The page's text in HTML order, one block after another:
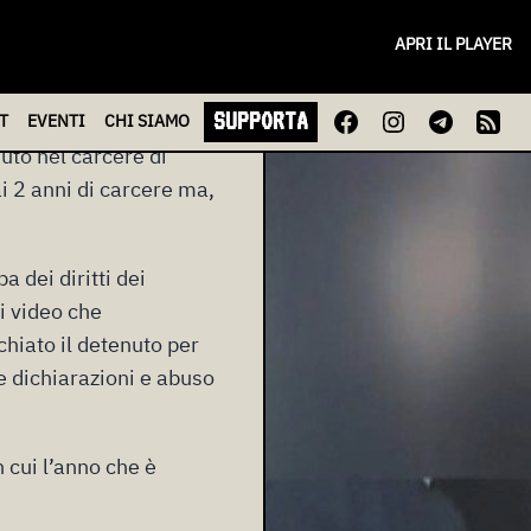
APRI IL PLAYER
EVENTI CHISIAMO SUPPORTA
confronti di dieci
nel carcere di
2 anni di carcere ma,
dei diritti dei
video che
il detenuto per
dichiarazioni e abuso
l’anno che è